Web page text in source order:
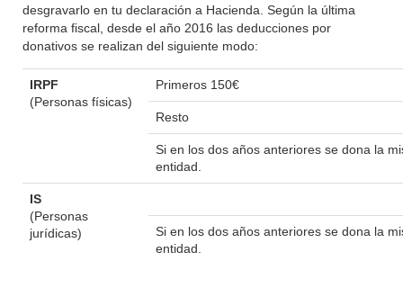
desgravarlo en tu declaración a Hacienda. Según la última
reforma fiscal, desde el año 2016 las deducciones por
donativos se realizan del siguiente modo:
IRPF
(Personas físicas)
Primeros 150€
Resto
Si en los dos años anteriores se dona la
entidad.
IS
(Personas
jurídicas)
Si en los dos años anteriores se dona la
entidad.